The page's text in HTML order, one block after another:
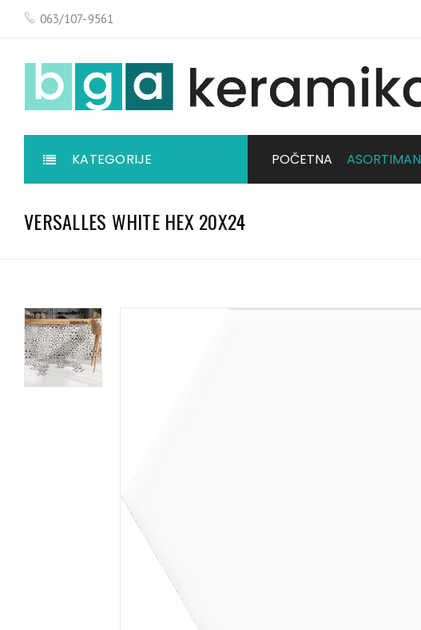
063/107-9561
KATEGORIJE POČETNA ASORTIMAN
VERSALLES WHITE HEX 20X24